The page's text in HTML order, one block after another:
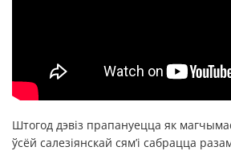
Штогод дэвіз прапануецца як
ўсёй салезіянскай сям’і сабрацца